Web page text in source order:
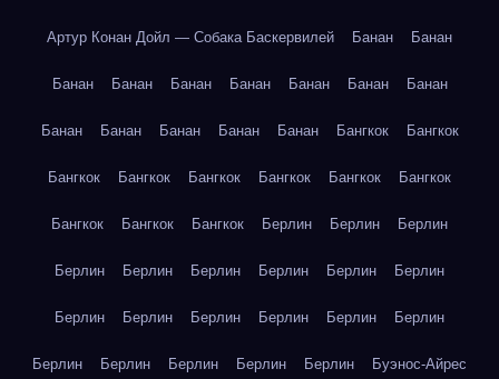
Артур Конан Дойл — Собака Баскервилей Банан Банан
Банан Банан Банан Банан Банан Банан Банан
Банан Банан Банан Банан Банан Бангкок Бангкок
Бангкок Бангкок Бангкок Бангкок Бангкок Бангкок
Бангкок Бангкок Бангкок Берлин Берлин Берлин
Берлин Берлин Берлин Берлин Берлин Берлин
Берлин Берлин Берлин Берлин Берлин Берлин
Берлин Берлин Берлин Берлин Берлин Буэнос-Айрес